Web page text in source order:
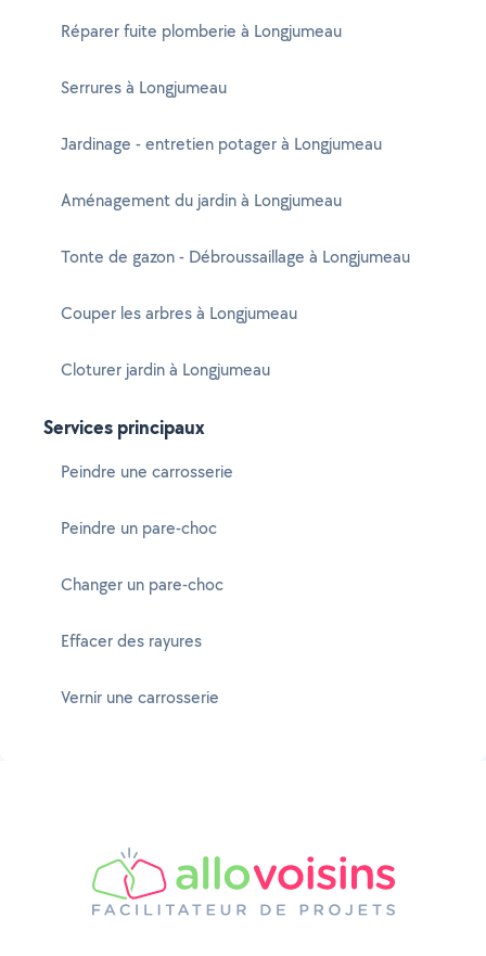
Réparer fuite plomberie à Longjumeau
Serrures à Longjumeau
Jardinage - entretien potager à Longjumeau
Aménagement du jardin à Longjumeau
Tonte de gazon - Débroussaillage à Longjumeau
Couper les arbres à Longjumeau
Cloturer jardin à Longjumeau
Services principaux
Peindre une carrosserie
Peindre un pare-choc
Changer un pare-choc
Effacer des rayures
Vernir une carrosserie